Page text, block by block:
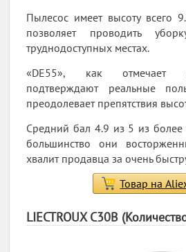
Пылесос имеет высоту всего
позволяет проводить
труднодоступных местах.
«DE55», как отмечает
подтверждают реальные
преодолевает препятствия
Средний бал 4.9 из 5 из
большинство они
хвалит продавца за очень
Товар на
LIECTROUX C30B